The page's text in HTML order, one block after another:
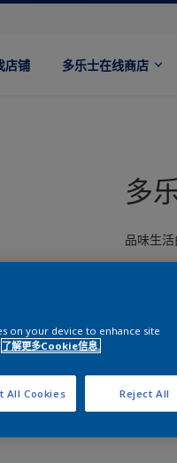
店铺 多乐士在线商店
多
品味生
on your device to enhance site
了解更多Cookie信息.
Reject All
All Cookies